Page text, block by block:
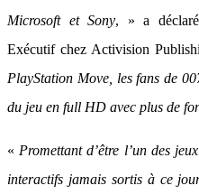
Microsoft et Sony, » a
Exécutif chez Activision
PlayStation Move, les fans de
du jeu en full HD avec plus de
« Promettant d’être l’un des
interactifs jamais sortis à ce